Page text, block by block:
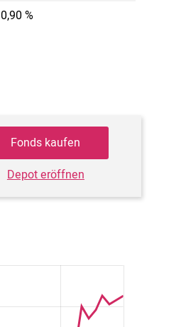
0,90 %
Fonds kaufen
Depot eröffnen